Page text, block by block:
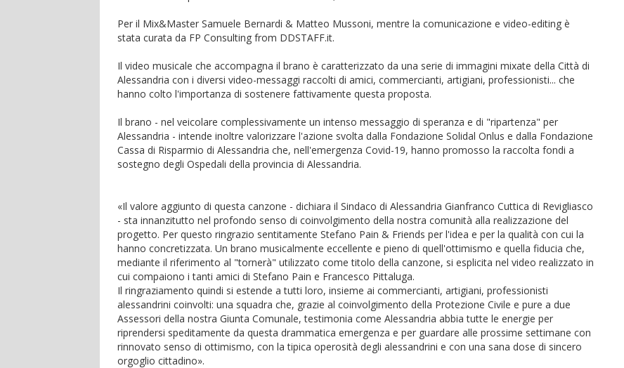
Per il Mix&Master Samuele Bernardi & Matteo Mussoni, mentre la comunicazione e video-editing è
stata curata da FP Consulting from DDSTAFF.it.
Il video musicale che accompagna il brano è caratterizzato da una serie di immagini mixate della Città di
Alessandria con i diversi video-messaggi raccolti di amici, commercianti, artigiani, professionisti... che
hanno colto l'importanza di sostenere fattivamente questa proposta.
Il brano - nel veicolare complessivamente un intenso messaggio di speranza e di "ripartenza" per
Alessandria - intende inoltre valorizzare l'azione svolta dalla Fondazione Solidal Onlus e dalla Fondazione
Cassa di Risparmio di Alessandria che, nell'emergenza Covid-19, hanno promosso la raccolta fondi a
sostegno degli Ospedali della provincia di Alessandria.
«Il valore aggiunto di questa canzone - dichiara il Sindaco di Alessandria Gianfranco Cuttica di Revigliasco
- sta innanzitutto nel profondo senso di coinvolgimento della nostra comunità alla realizzazione del
progetto. Per questo ringrazio sentitamente Stefano Pain & Friends per l'idea e per la qualità con cui la
hanno concretizzata. Un brano musicalmente eccellente e pieno di quell'ottimismo e quella fiducia che,
mediante il riferimento al "tornerà" utilizzato come titolo della canzone, si esplicita nel video realizzato in
cui compaiono i tanti amici di Stefano Pain e Francesco Pittaluga.
Il ringraziamento quindi si estende a tutti loro, insieme ai commercianti, artigiani, professionisti
alessandrini coinvolti: una squadra che, grazie al coinvolgimento della Protezione Civile e pure a due
Assessori della nostra Giunta Comunale, testimonia come Alessandria abbia tutte le energie per
riprendersi speditamente da questa drammatica emergenza e per guardare alle prossime settimane con
rinnovato senso di ottimismo, con la tipica operosità degli alessandrini e con una sana dose di sincero
orgoglio cittadino».